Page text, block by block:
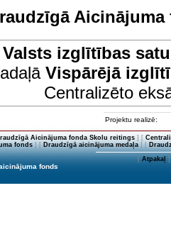
Valsts izglītības
Vispārējā
Centralizēto
Projektu realizē:
Aicinājuma fonda Skolu reitings] [
fonds] [Draudzīgā aicinājuma medaļa] [
[Atpakaļ]
fonds